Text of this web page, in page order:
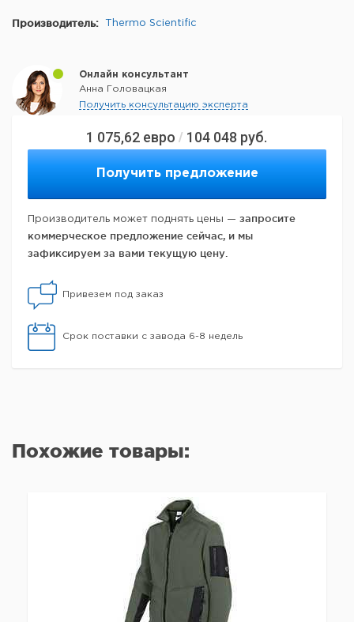
1 075,62 евро / 104 048 руб.
Получить предложение
Производитель может поднять цены — запросите
коммерческое предложение сейчас, и мы
зафиксируем за вами текущую цену.
Привезем под заказ
Срок поставки с завода 6-8 недель
Производитель: Thermo Scientific
Онлайн консультант
Анна Головацкая
Получить консультацию эксперта
Похожие товары: